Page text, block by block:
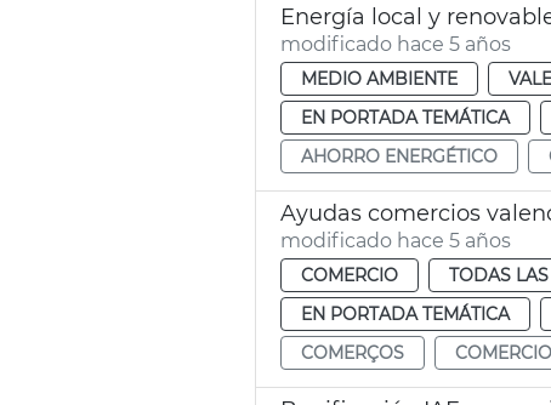
Energía local y
modificado hace 5 años
MEDIO AMBIENTE
EN PORTADA TEMÁTICA
AHORRO ENERGÉTICO
Ayudas comercios
modificado hace 5 años
COMERCIO TODAS
EN PORTADA TEMÁTICA
COMERÇOS